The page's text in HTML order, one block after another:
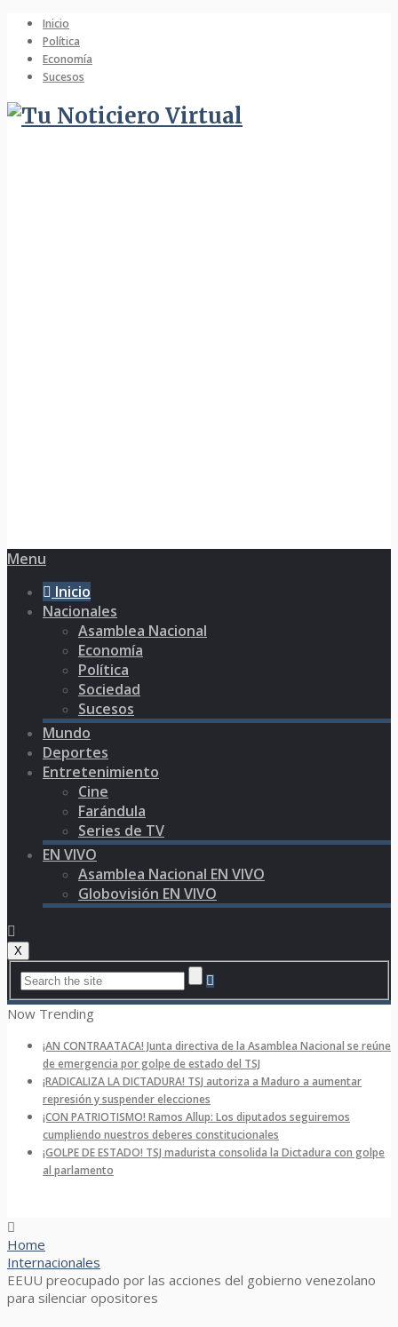
Inicio
Política
Economía
Sucesos
Menu
Inicio
Nacionales
Asamblea Nacional
Economía
Política
Sociedad
Sucesos
Mundo
Deportes
Entretenimiento
Cine
Farándula
Series de TV
EN VIVO
Asamblea Nacional EN VIVO
Globovisión EN VIVO
X
Now Trending
¡AN CONTRAATACA! Junta directiva de la Asamblea Nacional se reúne
de emergencia por golpe de estado del TSJ
¡RADICALIZA LA DICTADURA! TSJ autoriza a Maduro a aumentar
represión y suspender elecciones
¡CON PATRIOTISMO! Ramos Allup: Los diputados seguiremos
cumpliendo nuestros deberes constitucionales
¡GOLPE DE ESTADO! TSJ madurista consolida la Dictadura con golpe
al parlamento
Home
Internacionales
EEUU preocupado por las acciones del gobierno venezolano
para silenciar opositores